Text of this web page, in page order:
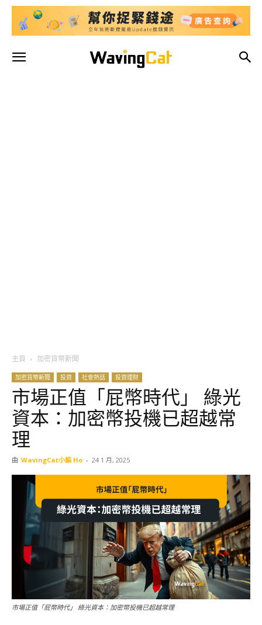
主頁 加密貨幣新聞
加密貨幣新聞 投資 社會熱話 投資理財
市場正值「屁幣時代」 綠光
資本：加密幣投機已超越常
理
由 WavingCat小編 Ho - 24 1 月, 2025
市場正值「屁幣時代」 綠光資本：加密幣投機已超越常理